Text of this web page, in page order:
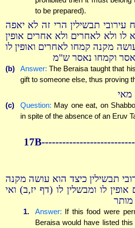
to be prepared).
תבשילין הרי זה לא יאפה
לו ולא לאחרים ולא אחרים אופין
מקנה קמחו לאחרים ואופין לו
וקמחו נאסר ש"מ
(b) Answer: The Beraisa taught that
gift to someone else, thus proving
מאי
(c) Question: May one eat, on
in spite of the absence of an Eruv
תבשילין כיצד הוא עושה מקנה
לו ומבשלין לו (דף יז,ב) ואי
מותר
1. Answer: If this food were
Beraisa would have listed